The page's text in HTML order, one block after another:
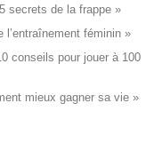
secrets de la frappe »
féminin »
conseils pour jouer à 100
mieux gagner sa vie »